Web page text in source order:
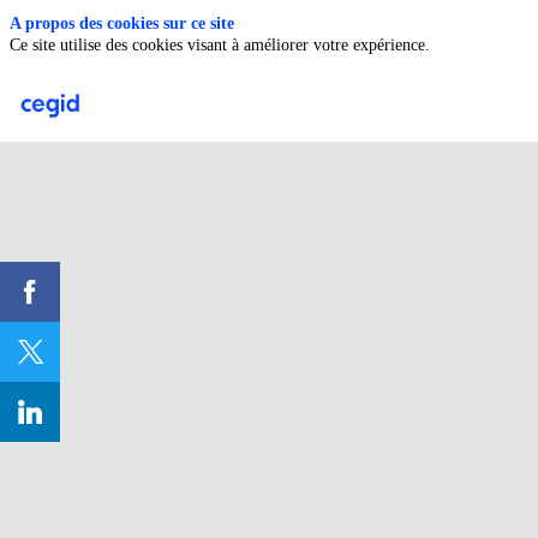
A propos des cookies sur ce site
Ce site utilise des cookies visant à améliorer votre expérience.